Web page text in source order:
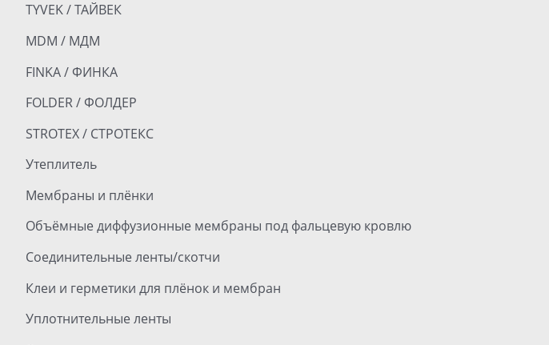
TYVEK / ТАЙВЕК
MDM / МДМ
FINKA / ФИНКА
FOLDER / ФОЛДЕР
STROTEX / СТРОТЕКС
Утеплитель
Мембраны и плёнки
Объёмные диффузионные мембраны под фальцевую кровлю
Соединительные ленты/скотчи
Клеи и герметики для плёнок и мембран
Уплотнительные ленты